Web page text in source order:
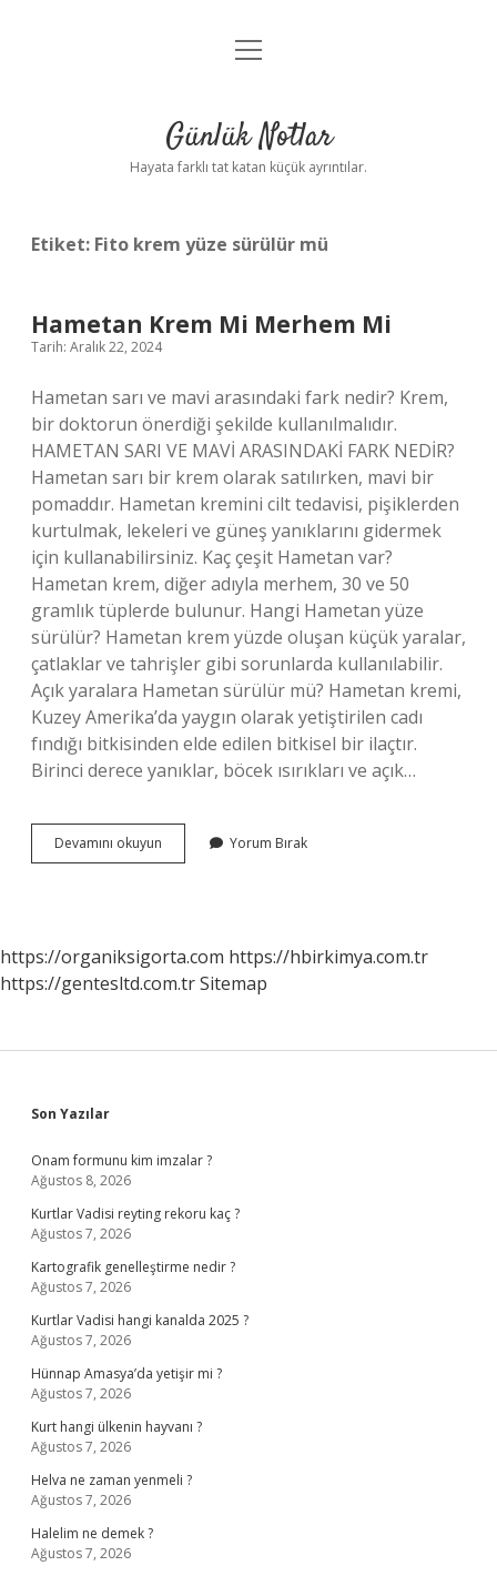
Anasayfa
Yasal Uyarı
menüyü
Günlük Notlar
Hayata farklı tat katan küçük ayrıntılar.
Etiket: Fito krem yüze sürülür mü
Hametan Krem Mi Merhem Mi
Tarih: Aralık 22, 2024
Hametan sarı ve mavi arasındaki fark nedir? Krem,
bir doktorun önerdiği şekilde kullanılmalıdır.
HAMETAN SARI VE MAVİ ARASINDAKİ FARK NEDİR?
Hametan sarı bir krem ​​olarak satılırken, mavi bir
pomaddır. Hametan kremini cilt tedavisi, pişiklerden
kurtulmak, lekeleri ve güneş yanıklarını gidermek
için kullanabilirsiniz. Kaç çeşit Hametan var?
Hametan krem, diğer adıyla merhem, 30 ve 50
gramlık tüplerde bulunur. Hangi Hametan yüze
sürülür? Hametan krem ​​yüzde oluşan küçük yaralar,
çatlaklar ve tahrişler gibi sorunlarda kullanılabilir.
Açık yaralara Hametan sürülür mü? Hametan kremi,
Kuzey Amerika’da yaygın olarak yetiştirilen cadı
fındığı bitkisinden elde edilen bitkisel bir ilaçtır.
Birinci derece yanıklar, böcek ısırıkları ve açık…
Devamını okuyun Hametan
Krem
Yorum Bırak
https://organiksigorta.com https://hbirkimya.com.tr
https://gentesltd.com.trSitemap
Sidebar
Son Yazılar
Onam formunu kim imzalar ?
Ağustos 8, 2026
Kurtlar Vadisi reyting rekoru kaç ?
Ağustos 7, 2026
Kartografik genelleştirme nedir ?
Ağustos 7, 2026
Kurtlar Vadisi hangi kanalda 2025 ?
Ağustos 7, 2026
Hünnap Amasya’da yetişir mi ?
Ağustos 7, 2026
Kurt hangi ülkenin hayvanı ?
Ağustos 7, 2026
Helva ne zaman yenmeli ?
Ağustos 7, 2026
Halelim ne demek ?
Ağustos 7, 2026